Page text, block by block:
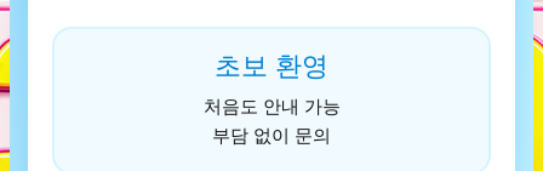
초보 환영
처음도 안내 가능
부담 없이 문의